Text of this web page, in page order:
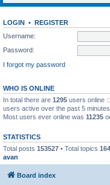
LOGIN • REGISTER
Username:
Password:
I forgot my password
WHO IS ONLINE
In total there are 1295 users online
users active over the past 5
Most users ever online was 11235
STATISTICS
Total posts 153527 • Total topics
avan
Board index